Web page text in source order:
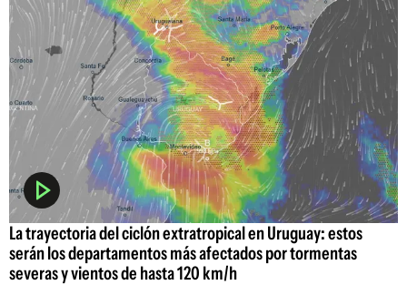
La trayectoria del ciclón extratropical en Uruguay: estos
serán los departamentos más afectados por tormentas
severas y vientos de hasta 120 km/h